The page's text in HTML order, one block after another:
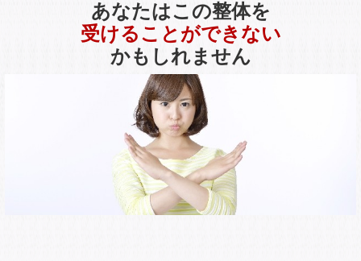
あなたはこの整体を
受けることができない
かもしれません